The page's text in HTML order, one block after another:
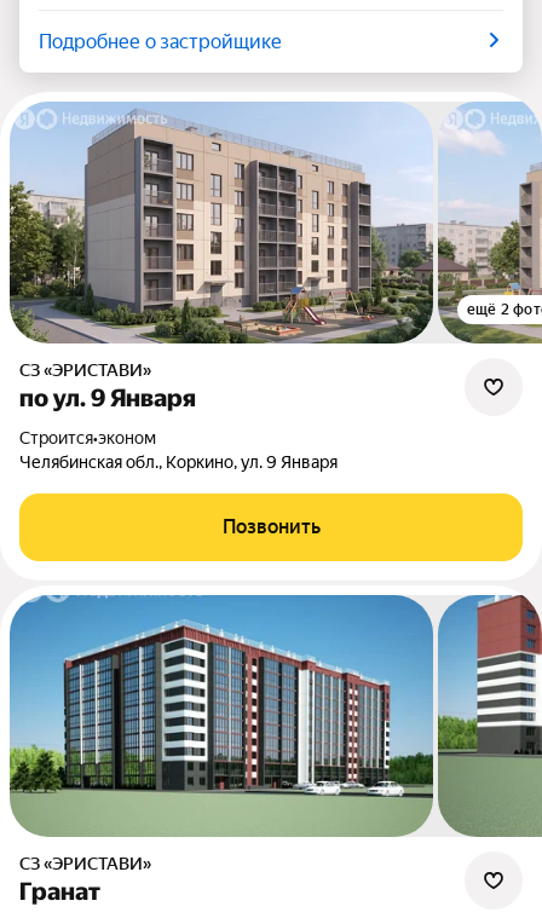
Подробнее о застройщике
ещё 2
СЗ «ЭРИСТАВИ»
по ул. 9 Января
Строится•эконом
Челябинская обл., Коркино, ул. 9 Января
Позвонить
СЗ «ЭРИСТАВИ»
Гранат